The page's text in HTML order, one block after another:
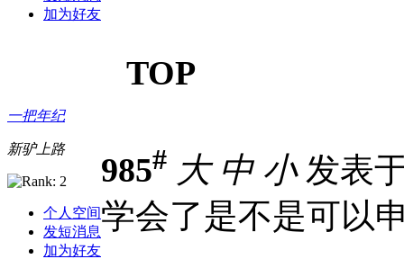
加为好友
TOP
一把年纪
新驴上路
个人空间
发短消息
加为好友
985# 大 中 小发表
学会了是不是可以